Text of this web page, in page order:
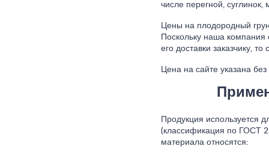
числе перегной,
Цены на плодородный
Поскольку наша
его доставки заказчику,
Цена на сайте указана
Продукция используется
(классификация по ГОСТ
материала относятся: